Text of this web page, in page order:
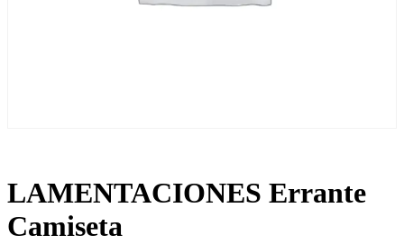
LAMENTACIONES Errante
Camiseta